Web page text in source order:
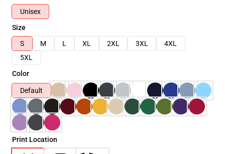
Unisex
Size
S
M L XL 2XL 3XL
4XL
5XL
Color
Default
Print Location